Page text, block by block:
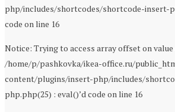
php/includes/shortcodes/shortcode-insert-
code on line 16
Notice: Trying to access array offset on
/home/p/pashkovka/ikea-office.ru/
content/plugins/insert-php/includes/
php.php(25) : eval()’d code on line 16